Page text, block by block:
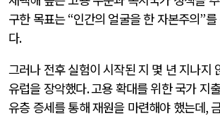
구한 목표는“인간의 얼굴을 한 자본주의”를
다.
그러나 전후 실험이 시작된 지 몇 년 지나지
유럽을 장악했다.고용 확대를 위한 국가 지
유층 증세를 통해 재원을 마련해야 했는데,